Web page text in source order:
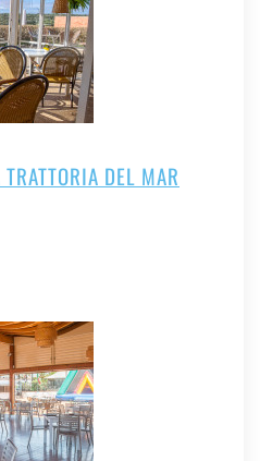
DEL MAR